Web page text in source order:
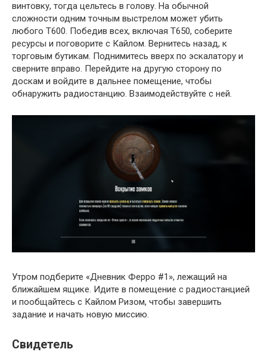
винтовку, тогда цельтесь в голову. На обычной
сложности одним точным выстрелом может убить
любого T600. Победив всех, включая T650, соберите
ресурсы и поговорите с Кайлом. Вернитесь назад, к
торговым бутикам. Поднимитесь вверх по эскалатору и
сверните вправо. Перейдите на другую сторону по
доскам и войдите в дальнее помещение, чтобы
обнаружить радиостанцию. Взаимодействуйте с ней.
Утром подберите «Дневник Ферро #1», лежащий на
ближайшем ящике. Идите в помещение с радиостанцией
и пообщайтесь с Кайлом Ризом, чтобы завершить
задание и начать новую миссию.
Свидетель